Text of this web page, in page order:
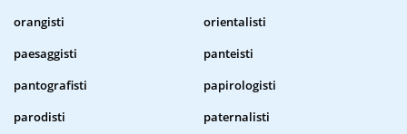
orangisti
orientalisti
paesaggisti
panteisti
pantografisti
papirologisti
parodisti
paternalisti